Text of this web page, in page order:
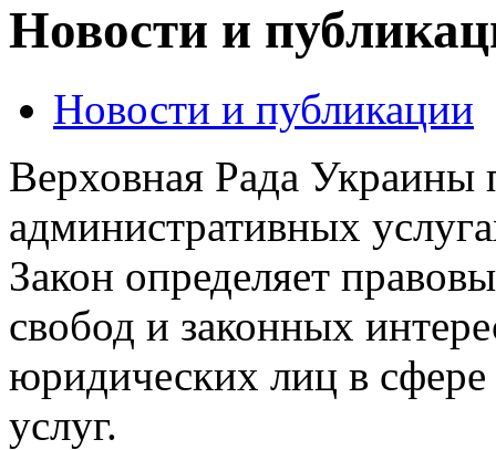
Новости и
Новости и публикации
Верховная Рада Украины
административных
Закон определяет
свобод и законных
юридических лиц в
услуг.